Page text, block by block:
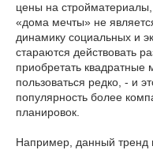
цены на стройматериалы,
«дома мечты» не
динамику социальных и
стараются действовать
приобретать
пользоваться редко, - и
популярность более
планировок.
Например, данный тренд